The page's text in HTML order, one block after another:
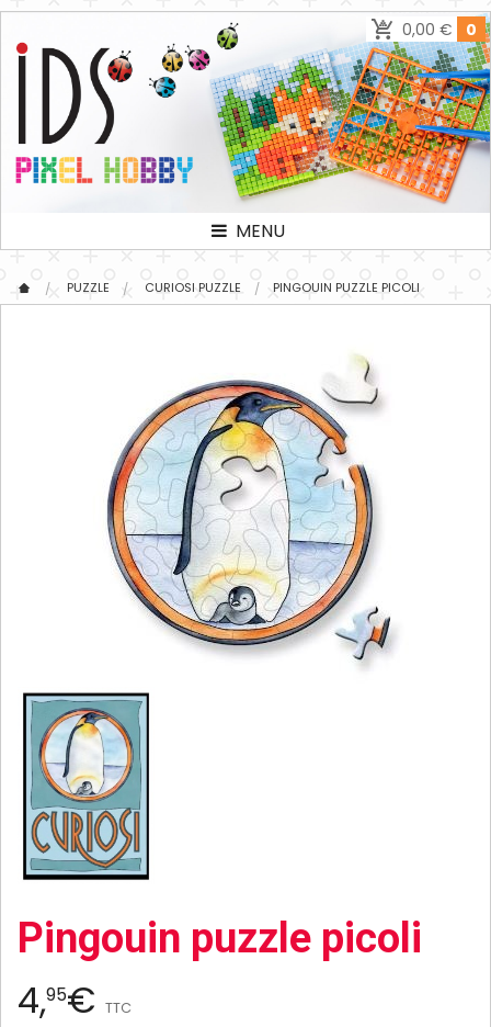
0,00 € 0
MENU
PUZZLE CURIOSI PUZZLE PINGOUIN PUZZLE PICOLI
Pingouin puzzle picoli
4,95€ TTC